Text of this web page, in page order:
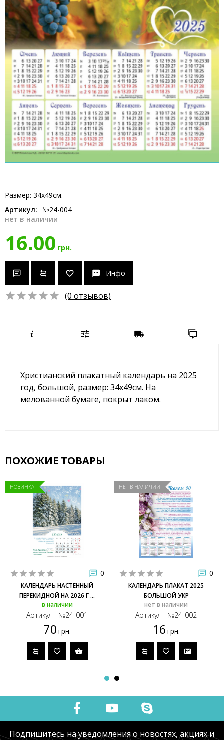
Размер: 34х49см.
Артикул:
№24-004
нет в наличии
16.00 грн.
Инфо
(0 отзывов)
Христианский плакатный календарь на 2025
год, большой, размер: 34х49см. На
мелованной бумаге, покрыт лаком.
ПОХОЖИЕ ТОВАРЫ
НОВИНКА
0
КАЛЕНДАРЬ НАСТЕННЫЙ
ПЕРЕКИДНОЙ НА 2026 Г ...
в наличии
Артикул - №24-001
70 грн.
НЕТ В НАЛИЧИИ
0
КАЛЕНДАРЬ ПЛАКАТ 2025
БОЛЬШОЙ УКР
нет в наличии
Артикул - №24-002
16 грн.
Подпишитесь на уведомления о новостях, акциях и